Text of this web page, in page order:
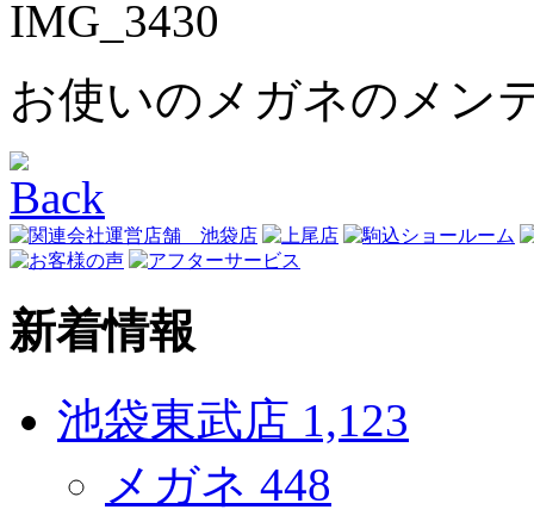
お使いのメガネのメン
新着情報
池袋東武店 1,123
メガネ 448